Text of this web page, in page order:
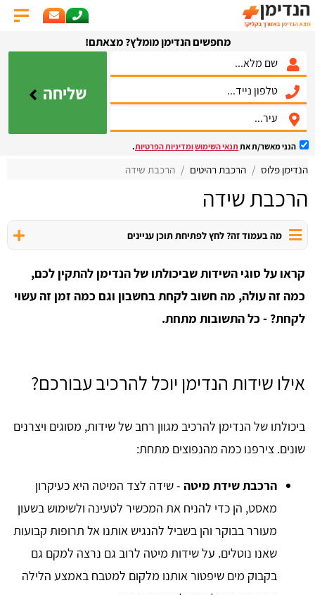
מחפשים הנדימן מומלץ? מצאתם!
שליחה
הנני מאשר/ת את תנאי השימושומדיניות הפרטיות.
הנדימן פלוס הרכבת רהיטים הרכבת שידה
הרכבת שידה
מה בעמוד זה? לחץ לפתיחת תוכן עניינים
קראו על סוגי השידות שביכולתו של הנדימן להתקין לכם,
כמה זה עולה, מה חשוב לקחת בחשבון וגם כמה זמן זה עשוי
לקחת? - כל התשובות מתחת.
אילו שידות הנדימן יוכל להרכיב עבורכם?
ביכולתו של הנדימן להרכיב מגוון רחב של שידות, מסוגים ויצרנים
שונים. צירפנו כמה מהנפוצים מתחת:
הרכבת שידת מיטה - שידה לצד המיטה היא כעיקרון
מאסט, הן כדי להניח את המכשיר לטעינה ולשימוש בשעון
מעורר בבוקר והן בשביל להנגיש אותנו אל תרופות קבועות
שאנו נוטלים. על שידות מיטה לרוב גם נרצה למקם גם
בקבוק מים שיפטור אותנו מלקום למטבח באמצע הלילה